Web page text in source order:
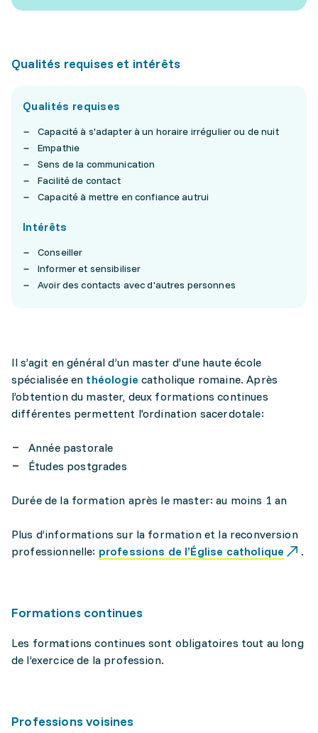
Qualités requises et intérêts
Qualités requises
Capacité à s'adapter à un horaire irrégulier ou de nuit
Empathie
Sens de la communication
Facilité de contact
Capacité à mettre en confiance autrui
Intérêts
Conseiller
Informer et sensibiliser
Avoir des contacts avec d'autres personnes
Il s’agit en général d’un master d’une haute école
spécialisée en théologie catholique romaine. Après
l’obtention du master, deux formations continues
différentes permettent l'ordination sacerdotale:
Année pastorale
Études postgrades
Durée de la formation après le master: au moins 1 an
Plus d’informations sur la formation et la reconversion
professionnelle: professions de l’Église catholique .
Formations continues
Les formations continues sont obligatoires tout au long
de l’exercice de la profession.
Professions voisines